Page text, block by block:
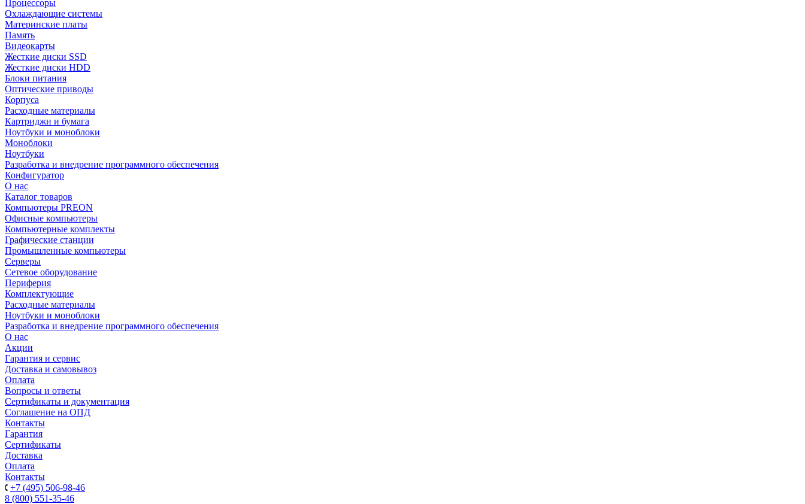
Процессоры
Охлаждающие системы
Материнские платы
Память
Видеокарты
Жесткие диски SSD
Жесткие диски HDD
Блоки питания
Оптические приводы
Корпуса
Расходные материалы
Картриджи и бумага
Ноутбуки и моноблоки
Моноблоки
Ноутбуки
Разработка и внедрение программного обеспечения
Конфигуратор
О нас
Каталог товаров
Компьютеры PREON
Офисные компьютеры
Компьютерные комплекты
Графические станции
Промышленные компьютеры
Серверы
Сетевое оборудование
Периферия
Комплектующие
Расходные материалы
Ноутбуки и моноблоки
Разработка и внедрение программного обеспечения
О нас
Акции
Гарантия и сервис
Доставка и самовывоз
Оплата
Вопросы и ответы
Сертификаты и документация
Соглашение на ОПД
Контакты
Гарантия
Сертификаты
Доставка
Оплата
Контакты
+7 (495) 506-98-46
8 (800) 551-35-46